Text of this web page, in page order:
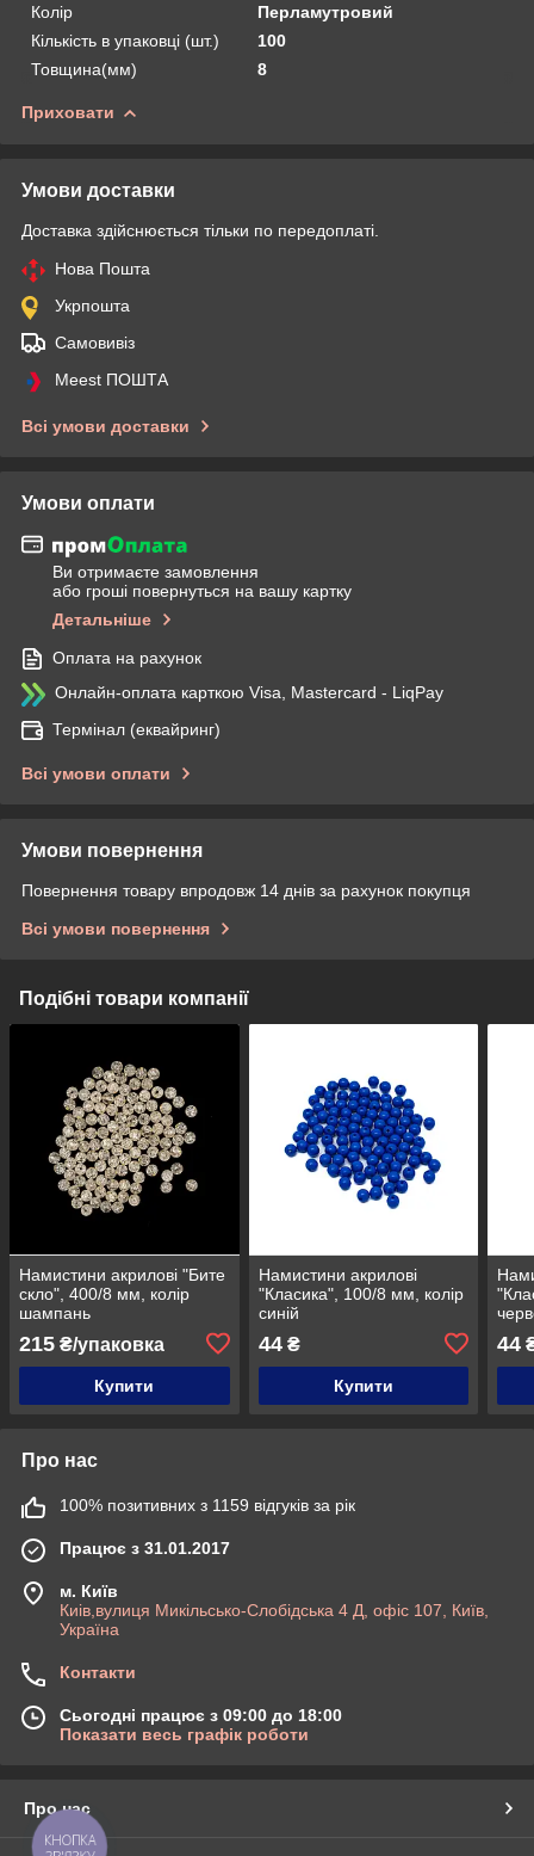
Колір
Перламутровий
Кількість в упаковці (шт.)
100
Товщина(мм)
8
Приховати
Умови доставки
Доставка здійснюється тільки по передоплаті.
Нова Пошта
Укрпошта
Самовивіз
Meest ПОШТА
Всі умови доставки
Умови оплати
Ви отримаєте замовлення
або гроші повернуться на вашу картку
Детальніше
Оплата на рахунок
Онлайн-оплата карткою Visa, Mastercard - LiqPay
Термінал (еквайринг)
Всі умови оплати
Умови повернення
Повернення товару впродовж 14 днів за рахунок покупця
Всі умови повернення
Подібні товари компанії
Намистини акрилові "Бите
скло", 400/8 мм, колір
шампань
215 ₴/упаковка
Купити
Намистини акрилові
"Класика", 100/8 мм, колір
синій
44₴
Купити
44
Про нас
100% позитивних з 1159 відгуків за рік
Працює з 31.01.2017
м. Київ
Киів,вулиця Микільсько-Слобідська 4 Д, офіс 107, Київ,
Україна
Контакти
Сьогодні працює з 09:00 до 18:00
Показати весь графік роботи
Про нас
КНОПКА